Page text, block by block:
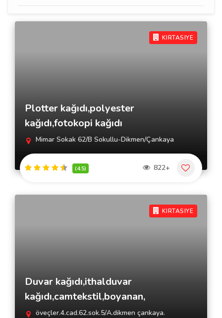
KIRTASIYE
Plotter kağıdı,polyester
kağıdı,fotokopi kağıdı
Mimar Sokak 62/B Sokullu-Dikmen/Çankaya
(4.5) 822+
KIRTASIYE
Duvar kağıdı,ithalduvar
kağıdı,camtekstil,boyanan,
öveçler.4.cad.62.sok.5/A.dikmen çankaya.